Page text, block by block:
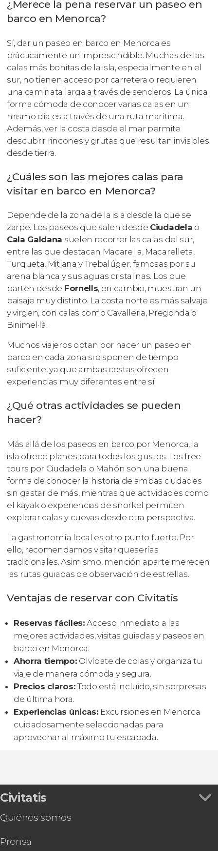
¿Merece la pena reservar un paseo en
barco en Menorca?
Sí, dar un paseo en barco en Menorca es
prácticamente un imprescindible. Muchas de las
calas más bonitas de la isla, especialmente en el
sur, no tienen acceso por carretera o requieren
una caminata larga a través de senderos. La única
forma cómoda de conocer varias calas en un
mismo día es a través de una ruta marítima.
Además, ver la costa desde el mar permite
descubrir rincones y grutas que resultan invisibles
desde tierra.
¿Cuáles son las mejores calas para
visitar en barco en Menorca?
Depende de la zona de la isla desde la que se
zarpe. Los paseos que salen desde Ciudadela o
Cala Galdana suelen recorrer las calas del sur,
entre las que destacan Macarella, Macarelleta,
Turqueta, Mitjana y Trebalúger, famosas por su
arena blanca y sus aguas cristalinas. Los que
parten desde Fornells, en cambio, muestran un
paisaje muy distinto. La costa norte es más salvaje
y virgen, con calas como Cavalleria, Pregonda o
Binimel·là.
Muchos viajeros optan por hacer un paseo en
barco en cada zona si disponen de tiempo
suficiente, ya que ambas costas ofrecen
experiencias muy diferentes entre sí.
¿Qué otras actividades se pueden
hacer?
Más allá de los paseos en barco por Menorca, la
isla ofrece planes para todos los gustos. Los free
tours por Ciudadela o Mahón son una buena
forma de conocer la historia de ambas ciudades
sin gastar de más, mientras que actividades como
el kayak o experiencias de snorkel permiten
explorar calas y cuevas desde otra perspectiva.
La gastronomía local es otro punto fuerte. Por
ello, recomendamos visitar queserías
tradicionales. Asimismo, mención aparte merecen
las rutas guiadas de observación de estrellas.
Ventajas de reservar con Civitatis
Reservas fáciles: Acceso inmediato a las
mejores actividades, visitas guiadas y paseos en
barco en Menorca.
Ahorra tiempo: Olvídate de colas y organiza tu
viaje de manera cómoda y segura.
Precios claros:Todo está incluido, sin sorpresas
de última hora.
Experiencias únicas: Excursiones en Menorca
cuidadosamente seleccionadas para
aprovechar al máximo tu escapada.
Civitatis
Quiénes somos
Prensa